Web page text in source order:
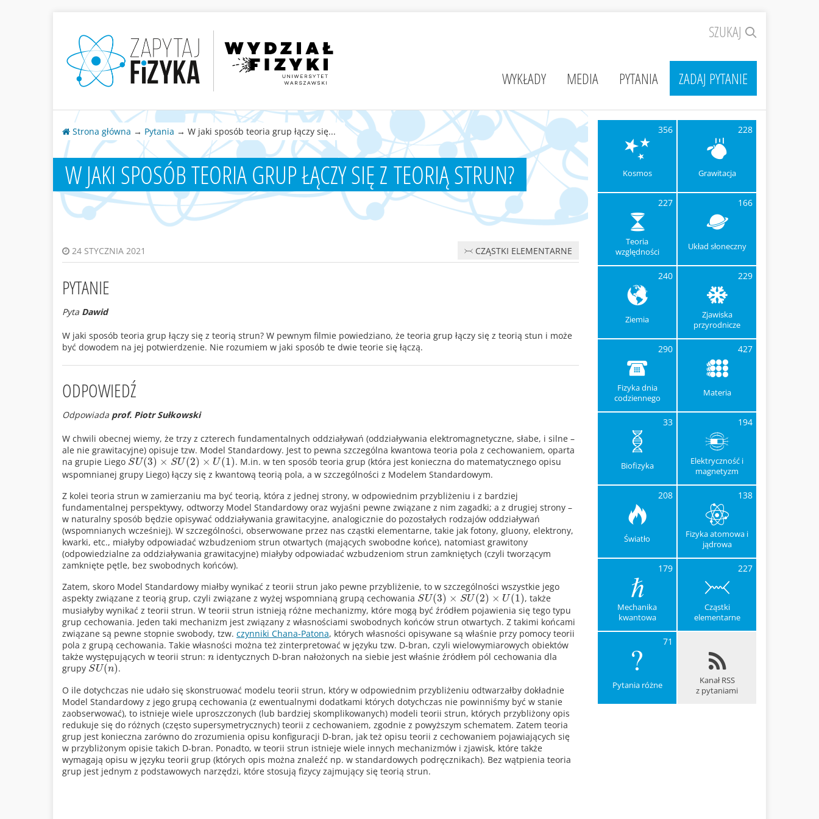
SZUKAJ
WYKŁADY MEDIA PYTANIA ZADAJ PYTANIE
Strona główna → Pytania → W jaki sposób teoria grup łączy się...
W JAKI SPOSÓB TEORIA GRUP ŁĄCZY SIĘ Z TEORIĄ STRUN?
24 STYCZNIA 2021 CZĄSTKI ELEMENTARNE
PYTANIE
Pyta Dawid
W jaki sposób teoria grup łączy się z teorią strun? W pewnym filmie powiedziano, że teoria grup łączy się z teorią stun i może
być dowodem na jej potwierdzenie. Nie rozumiem w jaki sposób te dwie teorie się łączą.
ODPOWIEDŹ
Odpowiada prof. Piotr Sułkowski
W chwili obecnej wiemy, że trzy z czterech fundamentalnych oddziaływań (oddziaływania elektromagnetyczne, słabe, i silne –
ale nie grawitacyjne) opisuje tzw. Model Standardowy. Jest to pewna szczególna kwantowa teoria pola z cechowaniem, oparta
na grupie Liego SU(3) × SU(2) × U(1). M.in. w ten sposób teoria grup (która jest konieczna do matematycznego opisu
wspomnianej grupy Liego) łączy się z kwantową teorią pola, a w szczególności z Modelem Standardowym.
Z kolei teoria strun w zamierzaniu ma być teorią, która z jednej strony, w odpowiednim przybliżeniu i z bardziej
fundamentalnej perspektywy, odtworzy Model Standardowy oraz wyjaśni pewne związane z nim zagadki; a z drugiej strony –
w naturalny sposób będzie opisywać oddziaływania grawitacyjne, analogicznie do pozostałych rodzajów oddziaływań
(wspomnianych wcześniej). W szczególności, obserwowane przez nas cząstki elementarne, takie jak fotony, gluony, elektrony,
kwarki, etc., miałyby odpowiadać wzbudzeniom strun otwartych (mających swobodne końce), natomiast grawitony
(odpowiedzialne za oddziaływania grawitacyjne) miałyby odpowiadać wzbudzeniom strun zamkniętych (czyli tworzącym
zamknięte pętle, bez swobodnych końców).
Zatem, skoro Model Standardowy miałby wynikać z teorii strun jako pewne przybliżenie, to w szczególności wszystkie jego
aspekty związane z teorią grup, czyli związane z wyżej wspomnianą grupą cechowania SU(3) × SU(2) × U(1), także
musiałyby wynikać z teorii strun. W teorii strun istnieją różne mechanizmy, które mogą być źródłem pojawienia się tego typu
grup cechowania. Jeden taki mechanizm jest związany z własnościami swobodnych końców strun otwartych. Z takimi końcami
związane są pewne stopnie swobody, tzw. czynniki Chana-Patona, których własności opisywane są właśnie przy pomocy teorii
pola z grupą cechowania. Takie własności można też zinterpretować w języku tzw. D-bran, czyli wielowymiarowych obiektów
także występujących w teorii strun: n identycznych D-bran nałożonych na siebie jest właśnie źródłem pól cechowania dla
grupy SU(n).
O ile dotychczas nie udało się skonstruować modelu teorii strun, który w odpowiednim przybliżeniu odtwarzałby dokładnie
Model Standardowy z jego grupą cechowania (z ewentualnymi dodatkami których dotychczas nie powinniśmy być w stanie
zaobserwować), to istnieje wiele uproszczonych (lub bardziej skomplikowanych) modeli teorii strun, których przybliżony opis
redukuje się do różnych (często supersymetrycznych) teorii z cechowaniem, zgodnie z powyższym schematem. Zatem teoria
grup jest konieczna zarówno do zrozumienia opisu konfiguracji D-bran, jak też opisu teorii z cechowaniem pojawiających się
w przybliżonym opisie takich D-bran. Ponadto, w teorii strun istnieje wiele innych mechanizmów i zjawisk, które także
wymagają opisu w języku teorii grup (których opis można znaleźć np. w standardowych podręcznikach). Bez wątpienia teoria
grup jest jednym z podstawowych narzędzi, które stosują fizycy zajmujący się teorią strun.
356
Kosmos
228
Grawitacja
227
Teoria
względności
166
Układ słoneczny
240
Ziemia
229
Zjawiska
przyrodnicze
290
Fizyka dnia
codziennego
427
Materia
33
Biofizyka
194
Elektryczność i
magnetyzm
208
Światło
138
Fizyka atomowa i
jądrowa
179
Mechanika
kwantowa
227
Cząstki
elementarne
71
Pytania różne
Kanał RSS
z pytaniami